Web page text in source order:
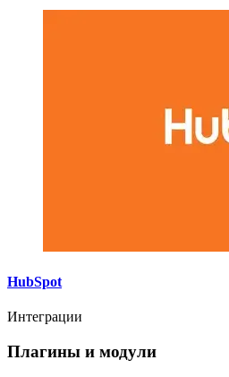
HubSpot
Интеграции
Плагины и модули